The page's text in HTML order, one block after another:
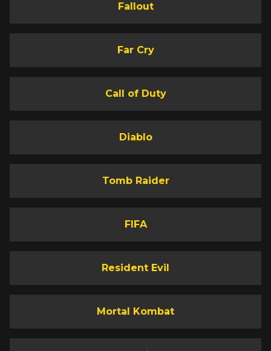
Fallout
Far Cry
Call of Duty
Diablo
Tomb Raider
FIFA
Resident Evil
Mortal Kombat